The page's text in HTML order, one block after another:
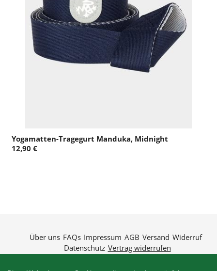
Yogamatten-Tragegurt Manduka, Midnight
12,90 €
Über uns FAQs Impressum AGB Versand Widerruf
Datenschutz Vertrag widerrufen